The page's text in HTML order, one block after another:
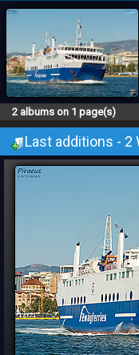
2 albums on 1 page(s)
Last additions - 2